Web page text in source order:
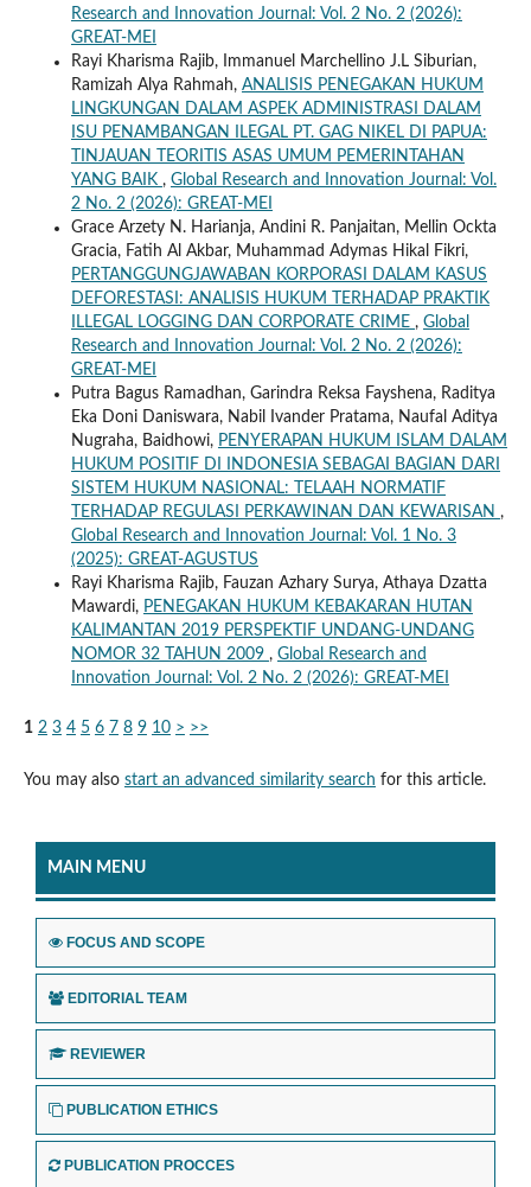
Research and Innovation Journal: Vol. 2 No. 2 (2026):
GREAT-MEI
Rayi Kharisma Rajib, Immanuel Marchellino J.L Siburian,
Ramizah Alya Rahmah, ANALISIS PENEGAKAN HUKUM
LINGKUNGAN DALAM ASPEK ADMINISTRASI DALAM
ISU PENAMBANGAN ILEGAL PT. GAG NIKEL DI PAPUA:
TINJAUAN TEORITIS ASAS UMUM PEMERINTAHAN
YANG BAIK , Global Research and Innovation Journal: Vol.
2 No. 2 (2026): GREAT-MEI
Grace Arzety N. Harianja, Andini R. Panjaitan, Mellin Ockta
Gracia, Fatih Al Akbar, Muhammad Adymas Hikal Fikri,
PERTANGGUNGJAWABAN KORPORASI DALAM KASUS
DEFORESTASI: ANALISIS HUKUM TERHADAP PRAKTIK
ILLEGAL LOGGING DAN CORPORATE CRIME , Global
Research and Innovation Journal: Vol. 2 No. 2 (2026):
GREAT-MEI
Putra Bagus Ramadhan, Garindra Reksa Fayshena, Raditya
Eka Doni Daniswara, Nabil Ivander Pratama, Naufal Aditya
Nugraha, Baidhowi, PENYERAPAN HUKUM ISLAM DALAM
HUKUM POSITIF DI INDONESIA SEBAGAI BAGIAN DARI
SISTEM HUKUM NASIONAL: TELAAH NORMATIF
TERHADAP REGULASI PERKAWINAN DAN KEWARISAN ,
Global Research and Innovation Journal: Vol. 1 No. 3
(2025): GREAT-AGUSTUS
Rayi Kharisma Rajib, Fauzan Azhary Surya, Athaya Dzatta
Mawardi, PENEGAKAN HUKUM KEBAKARAN HUTAN
KALIMANTAN 2019 PERSPEKTIF UNDANG-UNDANG
NOMOR 32 TAHUN 2009 , Global Research and
Innovation Journal: Vol. 2 No. 2 (2026): GREAT-MEI
1 2 3 4 5 6 7 8 9 10 > >>
You may also start an advanced similarity search for this article.
MAIN MENU
FOCUS AND SCOPE
EDITORIAL TEAM
REVIEWER
PUBLICATION ETHICS
PUBLICATION PROCCES